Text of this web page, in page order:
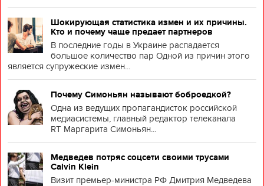
Шокирующая статистика измен и их причины.
Кто и почему чаще предает партнеров
В последние годы в Украине распадается
большое количество пар Одной из причин этого
является супружеские измен...
Почему Симоньян называют боброедкой?
Одна из ведущих пропагандисток российской
медиасистемы, главный редактор телеканала
RT Маргарита Симоньян...
Медведев потряс соцсети своими трусами
Calvin Klein
Визит премьер-министра РФ Дмитрия Медведева